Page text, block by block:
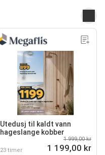
Utedusj til kaldt vann
hageslange kobber
23 timer
1 999,00 kr
1 199,00 kr